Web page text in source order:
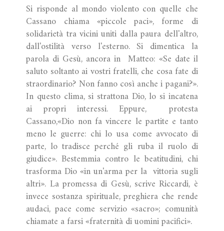
Si risponde al mondo violento con quelle che
Cassano chiama «piccole paci», forme di
solidarietà tra vicini uniti dalla paura dell'altro,
dall'ostilità verso l'esterno. Si dimentica la
parola di Gesù, ancora in Matteo: «Se date il
saluto soltanto ai vostri fratelli, che cosa fate di
straordinario? Non fanno così anche i pagani?».
In questo clima, si strattona Dio, lo si incatena
ai propri interessi. Eppure, protesta
Cassano,«Dio non fa vincere le partite e tanto
meno le guerre: chi lo usa come avvocato di
parte, lo tradisce perché gli ruba il ruolo di
giudice». Bestemmia contro le beatitudini, chi
trasforma Dio «in un'arma per la vittoria sugli
altri». La promessa di Gesù, scrive Riccardi, è
invece sostanza spirituale, preghiera che rende
audaci, pace come servizio «sacro»; comunità
chiamate a farsi «fraternità di uomini pacifici».